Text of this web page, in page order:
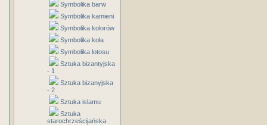
Symbolika barw
Symbolika kamieni
Symbolika kolorów
Symbolika koła
Symbolika lotosu
Sztuka bizantyjska
- 1
Sztuka bizanyjska
- 2
Sztuka islamu
Sztuka
starochrześcijańska